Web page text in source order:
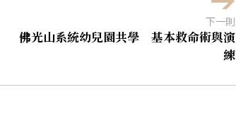
下一則
佛光山系統幼兒園共學 基本救命術與演
練